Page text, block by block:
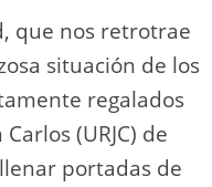
que nos retrotrae
situación de los
regalados
(URJC) de
portadas de